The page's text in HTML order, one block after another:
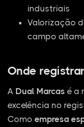
industriais
Valorização
campo
Onde
A Dual Marcas é a
excelência no
Como empresa